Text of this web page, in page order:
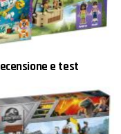
e test